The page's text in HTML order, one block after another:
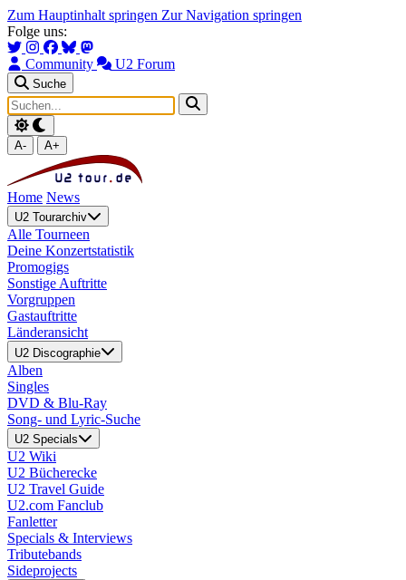
Zum Hauptinhalt springen Zur Navigation springen
Folge uns:
Community U2 Forum
Suche
A- A+
Home News
U2 Tourarchiv
Alle Tourneen
Deine Konzertstatistik
Promogigs
Sonstige Auftritte
Vorgruppen
Gastauftritte
Länderansicht
U2 Discographie
Alben
Singles
DVD & Blu-Ray
Song- und Lyric-Suche
U2 Specials
U2 Wiki
U2 Bücherecke
U2 Travel Guide
U2.com Fanclub
Fanletter
Specials & Interviews
Tributebands
Sideprojects